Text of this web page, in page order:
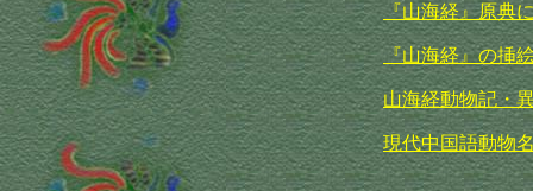
『山海経』原典
『山海経』の挿
山海経動物記・
現代中国語動物